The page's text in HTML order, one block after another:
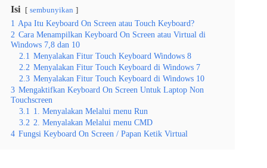
Isi sembunyikan
1 Apa Itu Keyboard On Screen atau Touch Keyboard?
2 Cara Menampilkan Keyboard On Screen atau Virtual di
Windows 7,8 dan 10
2.1 Menyalakan Fitur Touch Keyboard Windows 8
2.2 Menyalakan Fitur Touch Keyboard di Windows 7
2.3 Menyalakan Fitur Touch Keyboard di Windows 10
3 Mengaktifkan Keyboard On Screen Untuk Laptop Non
Touchscreen
3.1 1. Menyalakan Melalui menu Run
3.2 2. Menyalakan Melalui menu CMD
4 Fungsi Keyboard On Screen / Papan Ketik Virtual